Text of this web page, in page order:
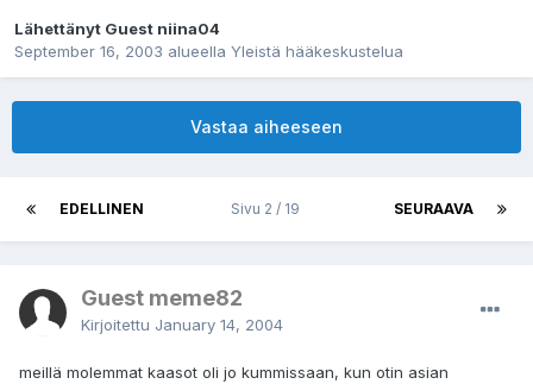
Lähettänyt Guest niina04
September 16, 2003 alueella Yleistä hääkeskustelua
Vastaa aiheeseen
EDELLINEN SEURAAVA
Sivu 2 / 19
Guest meme82
Kirjoitettu January 14, 2004
meillä molemmat kaasot oli jo kummissaan, kun otin asian